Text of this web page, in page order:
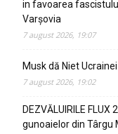
in favoarea
Varșovia
7 august 2026, 19:07
Musk dă Niet Ucrainei
7 august 2026, 19:02
DEZVĂLUIRILE
gunoaielor din Târgu